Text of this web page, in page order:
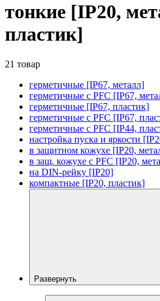
тонкие [IP20,
пластик]
21 товар
герметичные [IP67, металл]
герметичные с PFC [IP67,
герметичные [IP67, пластик]
герметичные с PFC [IP67,
герметичные с PFC [IP44,
настройка пуска и яркости
в защитном кожухе [IP20,
в защ. кожухе с PFC [IP20,
на DIN-рейку [IP20]
компактные [IP20, пластик]
Развернуть